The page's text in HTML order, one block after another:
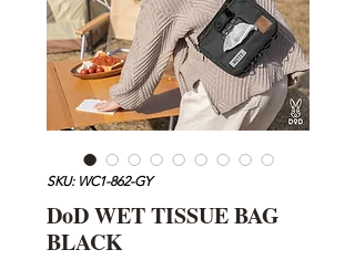
SKU: WC1-862-GY
DoD WET TISSUE BAG
BLACK